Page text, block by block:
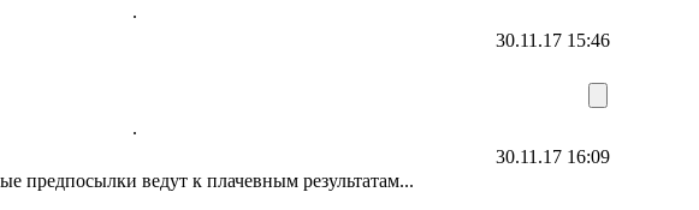
.
30.11.17 15:46
.
30.11.17 16:09
предпосылки ведут к плачевным результатам...